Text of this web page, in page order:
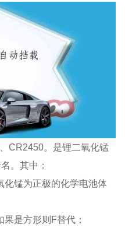
CR2450。是锂二氧化锰
。其中：
化锰为正极的化学电池体
是方形则F替代；